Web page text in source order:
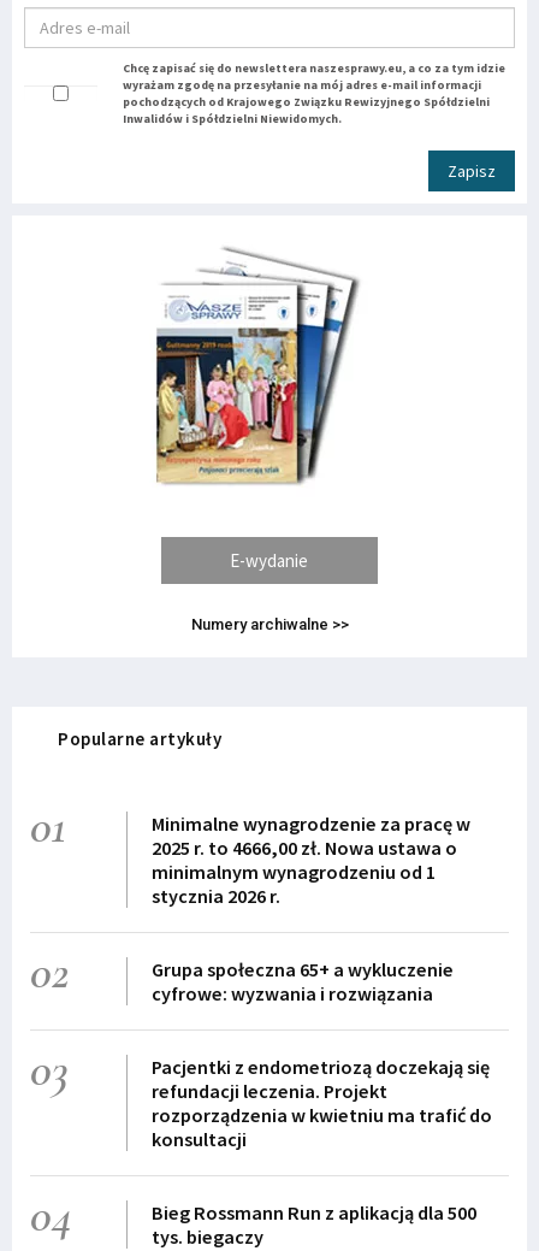
Chcę zapisać się do newslettera naszesprawy.eu, a co za tym idzie
wyrażam zgodę na przesyłanie na mój adres e-mail informacji
pochodzących od Krajowego Związku Rewizyjnego Spółdzielni
Inwalidów i Spółdzielni Niewidomych.
Zapisz
E-wydanie
Numery archiwalne >>
Popularne artykuły
01
Minimalne wynagrodzenie za pracę w
2025 r. to 4666,00 zł. Nowa ustawa o
minimalnym wynagrodzeniu od 1
stycznia 2026 r.
02
Grupa społeczna 65+ a wykluczenie
cyfrowe: wyzwania i rozwiązania
03
Pacjentki z endometriozą doczekają się
refundacji leczenia. Projekt
rozporządzenia w kwietniu ma trafić do
konsultacji
04
Bieg Rossmann Run z aplikacją dla 500
tys. biegaczy